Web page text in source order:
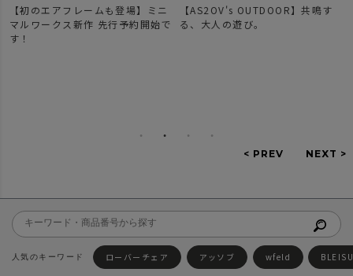
【初のエアフレームも登場】ミニ
マルワークス新作 先行予約開始で
す！
【AS2OV's OUTDOOR】共鳴す
る、大人の遊び。
ローバーチェア アッソブ wfeld